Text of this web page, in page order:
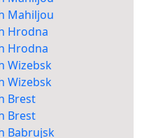
Mahiljou
Hrodna
Hrodna
Wizebsk
Wizebsk
Brest
Brest
Babrujsk